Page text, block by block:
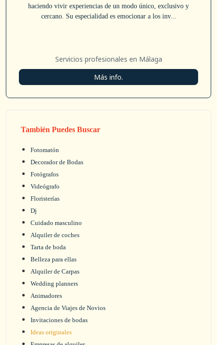
haciendo vivir experiencias de un modo único, exclusivo y
cercano. Su especialidad es emocionar a los inv...
Servicios profesionales en Málaga
Más info.
También Puedes Buscar
Fotomatón
Decorador de Bodas
Fotógrafos
Videógrafo
Floristerías
Dj
Cuidado masculino
Alquiler de coches
Tarta de boda
Belleza para ellas
Alquiler de Carpas
Wedding planners
Animadores
Agencia de Viajes de Novios
Invitaciones de bodas
Ideas originales